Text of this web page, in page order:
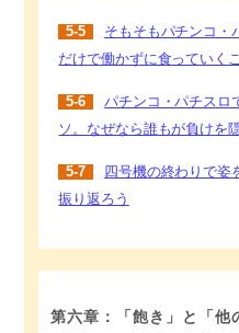
5-5
そもそもパチンコ・
だけで働かずに食っていく
5-6
パチンコ・パチスロ
ソ。なぜなら誰もが負けを
5-7
四号機の終わりで姿
振り返ろう
第六章：「飽き」と「他